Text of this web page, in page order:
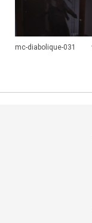
mc-diabolique-031